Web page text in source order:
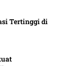
Tertinggi di